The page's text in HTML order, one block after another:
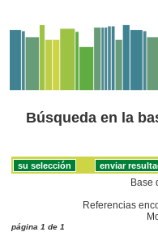
Búsqueda en la
Base
Referencias
página 1 de 1